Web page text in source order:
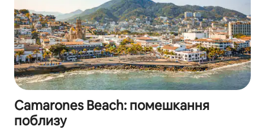
Camarones Beach: помешкання
поблизу